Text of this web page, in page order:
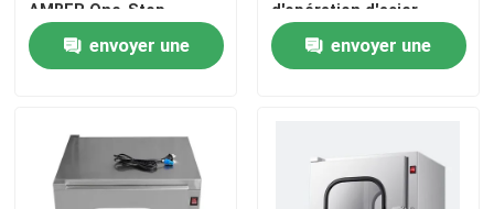
Au sujet de nous
Contrôle de qualité
AMBER One-Stop
envoyer une
d'opération d'acier
inoxydable de Tableau
de rayon Xenvoyer une